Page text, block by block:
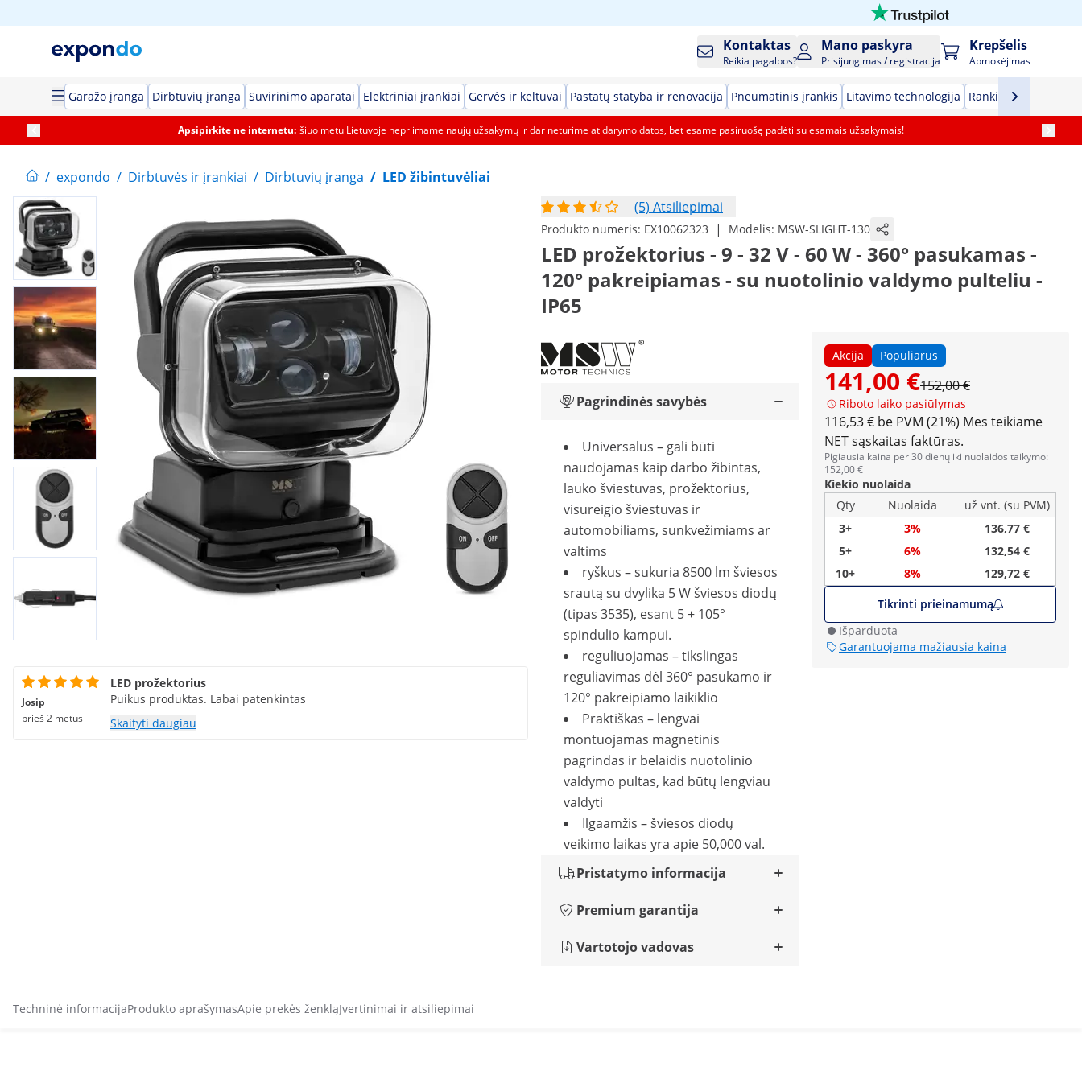
Kontaktas
Reikia pagalbos?
Mano paskyra
Prisijungimas / registracija
Krepšelis
Apmokėjimas
Garažo įranga Dirbtuvių įranga Suvirinimo aparatai Elektriniai įrankiai Gervės ir keltuvai Pastatų statyba ir renovacija Pneumatinis įrankis Litavimo technologija Rankiniai įrankiai
Apsipirkite ne internetu: šiuo metu Lietuvoje nepriimame naujų užsakymų ir dar neturime atidarymo datos, bet esame pasiruošę padėti su esamais užsakymais!
/ expondo / Dirbtuvės ir įrankiai / Dirbtuvių įranga / LED žibintuvėliai
(5) Atsiliepimai
Produkto numeris: EX10062323 | Modelis: MSW-SLIGHT-130
LED prožektorius - 9 - 32 V - 60 W - 360° pasukamas -
120° pakreipiamas - su nuotolinio valdymo pulteliu -
IP65
Akcija Populiarus
141,00 €152,00 €
Riboto laiko pasiūlymas
116,53 € be PVM (21%) Mes teikiame
NET sąskaitas faktūras.
Pigiausia kaina per 30 dienų iki nuolaidos taikymo:
152,00 €
Kiekio nuolaida
Qty
Nuolaida
už vnt. (su PVM)
3+
3%
136,77 €
5+
6%
132,54 €
10+
8%
129,72 €
Tikrinti prieinamumą
Išparduota
Garantuojama mažiausia kaina
Pagrindinės savybės
Universalus – gali būti
naudojamas kaip darbo žibintas,
lauko šviestuvas, prožektorius,
visureigio šviestuvas ir
automobiliams, sunkvežimiams ar
valtims
ryškus – sukuria 8500 lm šviesos
srautą su dvylika 5 W šviesos diodų
(tipas 3535), esant 5 + 105°
spindulio kampui.
reguliuojamas – tikslingas
reguliavimas dėl 360° pasukamo ir
120° pakreipiamo laikiklio
Praktiškas – lengvai
montuojamas magnetinis
pagrindas ir belaidis nuotolinio
valdymo pultas, kad būtų lengviau
valdyti
Ilgaamžis – šviesos diodų
veikimo laikas yra apie 50,000 val.
Pristatymo informacija
Premium garantija
Vartotojo vadovas
Josip
prieš 2 metus
LED prožektorius
Puikus produktas. Labai patenkintas
Skaityti daugiau
Techninė informacijaProdukto aprašymasApie prekės ženkląĮvertinimai ir atsiliepimai